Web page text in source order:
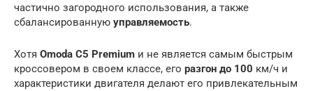
частично загородного использования, а также
сбалансированную управляемость.
Хотя Omoda C5 Premium и не является самым быстрым
кроссовером в своем классе, его разгон до 100 км/ч и
характеристики двигателя делают его привлекательным